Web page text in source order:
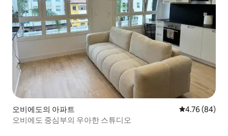
오비에도의 아파트 평점 4.76점(5
4.76 (84)
오비에도 중심부의 우아한 스튜디오